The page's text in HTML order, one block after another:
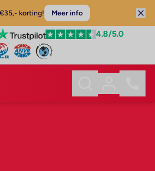
korting! Meer info
4.8/5.0